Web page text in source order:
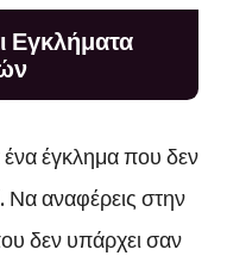
Εγκλήματα
έγκλημα που δεν
Να αναφέρεις στην
δεν υπάρχει σαν